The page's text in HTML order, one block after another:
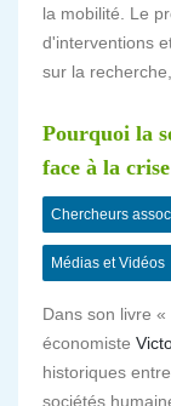
la mobilité. Le
d'interventions
sur la
Pourquoi la
face à la
Chercheurs
Médias et Vidéos
Dans son livre «
économiste
historiques
sociétés